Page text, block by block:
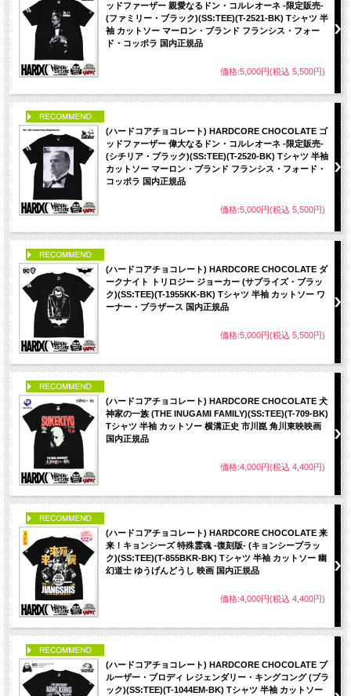
ッドファーザー 親愛なるドン・コルレオーネ -限定販売-
(ファミリー・ブラック)(SS:TEE)(T-2521-BK) Tシャツ 半
袖 カットソー マーロン・ブランド フランシス・フォー
ド・コッポラ 国内正規品
価格:5,000円(税込 5,500円)
(ハードコアチョコレート) HARDCORE CHOCOLATE ゴ
ッドファーザー 偉大なるドン・コルレオーネ -限定販売-
(シチリア・ブラック)(SS:TEE)(T-2520-BK) Tシャツ 半袖
カットソー マーロン・ブランド フランシス・フォード・
コッポラ 国内正規品
価格:5,000円(税込 5,500円)
(ハードコアチョコレート) HARDCORE CHOCOLATE ダ
ークナイト トリロジー ジョーカー (サプライズ・ブラッ
ク)(SS:TEE)(T-1955KK-BK) Tシャツ 半袖 カットソー ワ
ーナー・ブラザース 国内正規品
価格:5,000円(税込 5,500円)
(ハードコアチョコレート) HARDCORE CHOCOLATE 犬
神家の一族 (THE INUGAMI FAMILY)(SS:TEE)(T-709-BK)
Tシャツ 半袖 カットソー 横溝正史 市川崑 角川東映映画
国内正規品
価格:4,000円(税込 4,400円)
(ハードコアチョコレート) HARDCORE CHOCOLATE 来
来！キョンシーズ 特殊霊魂 -復刻版- (キョンシーブラッ
ク)(SS:TEE)(T-855BKR-BK) Tシャツ 半袖 カットソー 幽
幻道士 ゆうげんどうし 映画 国内正規品
価格:4,000円(税込 4,400円)
(ハードコアチョコレート) HARDCORE CHOCOLATE ブ
ルーザー・ブロディ レジェンダリー・キングコング (ブラ
ック)(SS:TEE)(T-1044EM-BK) Tシャツ 半袖 カットソー